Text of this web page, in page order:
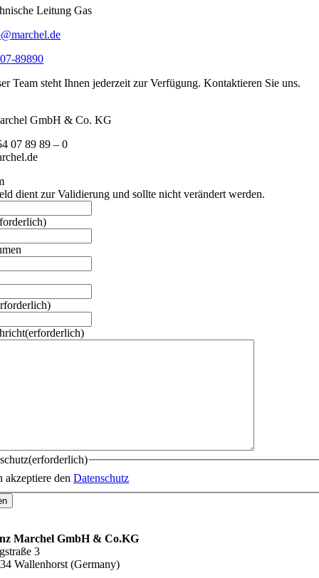
Leitung Gas
89890
Team steht Ihnen jederzeit zur Verfügung. Kontaktieren Sie uns.
GmbH & Co. KG
07 89 89 – 0
dient zur Validierung und sollte nicht verändert werden.
(erforderlich)
(erforderlich)
akzeptiere den Datenschutz
Marchel GmbH & Co.KG
3
Wallenhorst (Germany)